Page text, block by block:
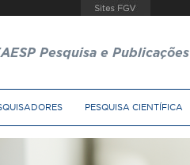
Pesquisa e Publicações
PESQUISA CIENTÍFICA